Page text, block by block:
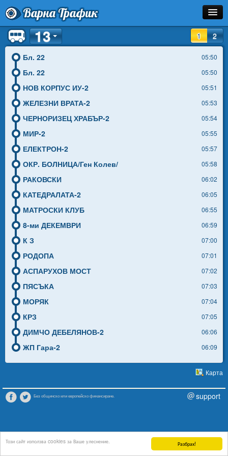
Разбрах!
Този сайт използва cookies за Ваше улеснение.
Варна Трафик
Спирка
Линия
Разписание
Инфо
1 2
13
Бл. 22 05:50
Бл. 22 05:50
НОВ КОРПУС ИУ-2 05:51
ЖЕЛЕЗНИ ВРАТА-2 05:53
ЧЕРНОРИЗЕЦ ХРАБЪР-2 05:54
МИР-2 05:55
ЕЛЕКТРОН-2 05:57
ОКР. БОЛНИЦА/Ген Колев/ 05:58
РАКОВСКИ 06:02
КАТЕДРАЛАТА-2 06:05
МАТРОСКИ КЛУБ 06:55
8-ми ДЕКЕМВРИ 06:59
К З 07:00
РОДОПА 07:01
АСПАРУХОВ МОСТ 07:02
ПЯСЪКА 07:03
МОРЯК 07:04
КРЗ 07:05
ДИМЧО ДЕБЕЛЯНОВ-2 06:06
ЖП Гара-2 06:09
Карта
Без общинско или европейско финансиране. support